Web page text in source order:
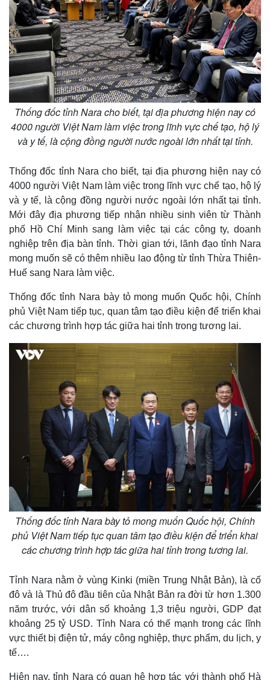
Bất động sản
Khởi nghiệp
Thị trường
Giá vàng
Tiêu dùng
Tỷ giá
Chứng khoán
Giá cà phê
Thống đốc tỉnh Nara cho biết, tại địa phương hiện nay có
4000 người Việt Nam làm việc trong lĩnh vực chế tạo, hộ lý
và y tế, là cộng đồng người nước ngoài lớn nhất tại tỉnh.
Thống đốc tỉnh Nara cho biết, tại địa phương hiện nay có
4000 người Việt Nam làm việc trong lĩnh vực chế tạo, hộ lý
và y tế, là cộng đồng người nước ngoài lớn nhất tại tỉnh.
Mới đây địa phương tiếp nhận nhiều sinh viên từ Thành
phố Hồ Chí Minh sang làm việc tại các công ty, doanh
nghiệp trên địa bàn tỉnh. Thời gian tới, lãnh đạo tỉnh Nara
mong muốn sẽ có thêm nhiều lao động từ tỉnh Thừa Thiên-
Huế sang Nara làm việc.
Thống đốc tỉnh Nara bày tỏ mong muốn Quốc hội, Chính
phủ Việt Nam tiếp tục, quan tâm tạo điều kiện để triển khai
các chương trình hợp tác giữa hai tỉnh trong tương lai.
Thống đốc tỉnh Nara bày tỏ mong muốn Quốc hội, Chính
phủ Việt Nam tiếp tục quan tâm tạo điều kiện để triển khai
các chương trình hợp tác giữa hai tỉnh trong tương lai.
Tỉnh Nara nằm ở vùng Kinki (miền Trung Nhật Bản), là cố
đô và là Thủ đô đầu tiên của Nhật Bản ra đời từ hơn 1.300
năm trước, với dân số khoảng 1,3 triệu người, GDP đạt
khoảng 25 tỷ USD. Tỉnh Nara có thế mạnh trong các lĩnh
vực thiết bị điện tử, máy công nghiệp, thực phẩm, du lịch, y
tế….
Hiện nay, tỉnh Nara có quan hệ hợp tác với thành phố Hà